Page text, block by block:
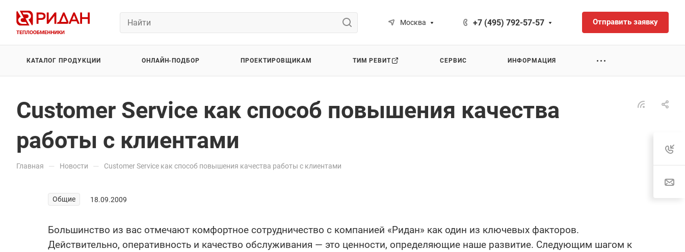
Москва +7 (495) 792-57-57 Отправить заявку
КАТАЛОГ ПРОДУКЦИИ ОНЛАЙН-ПОДБОР ПРОЕКТИРОВЩИКАМ ТИМ РЕВИТ СЕРВИС ИНФОРМАЦИЯ
Customer Service как способ повышения качества
работы с клиентами
Главная — Новости — Customer Service как способ повышения качества работы с клиентами
Общие 18.09.2009
Большинство из вас отмечают комфортное сотрудничество с компанией «Ридан» как один из ключевых факторов.
Действительно, оперативность и качество обслуживания — это ценности, определяющие наше развитие. Следующим шагом к